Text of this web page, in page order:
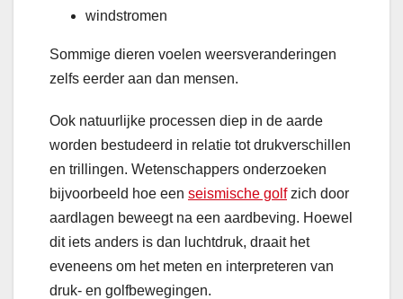
windstromen
Sommige dieren voelen weersveranderingen
zelfs eerder aan dan mensen.
Ook natuurlijke processen diep in de aarde
worden bestudeerd in relatie tot drukverschillen
en trillingen. Wetenschappers onderzoeken
bijvoorbeeld hoe een seismische golfzich door
aardlagen beweegt na een aardbeving. Hoewel
dit iets anders is dan luchtdruk, draait het
eveneens om het meten en interpreteren van
druk- en golfbewegingen.